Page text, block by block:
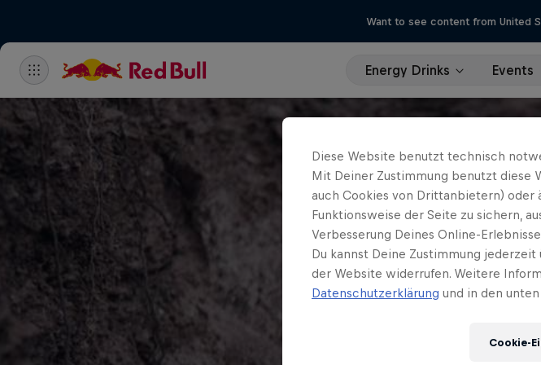
Want to see content from United
Energy Drinks Events
Diese Website benutzt technisch
Mit Deiner Zustimmung benutzt diese
auch Cookies von Drittanbietern) oder
Funktionsweise der Seite zu sichern,
Verbesserung Deines Online-
Du kannst Deine Zustimmung
der Website widerrufen. Weitere
Datenschutzerklärung und in den
Cookie-